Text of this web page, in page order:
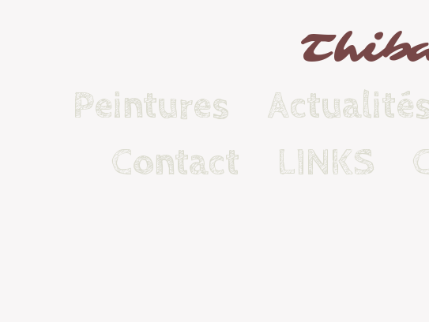
Peintures
Contact
LINKS